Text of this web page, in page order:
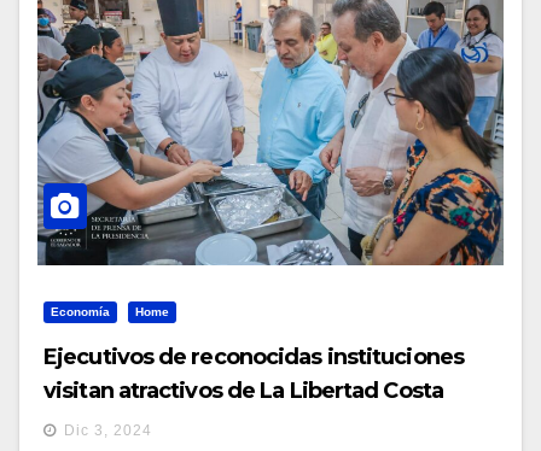
Economía Home
Ejecutivos de reconocidas instituciones
visitan atractivos de La Libertad Costa
Dic 3, 2024